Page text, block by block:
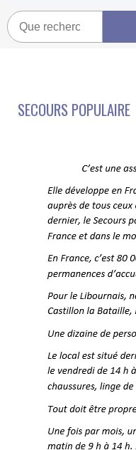
Recherche
SECOURS POPULAIRE